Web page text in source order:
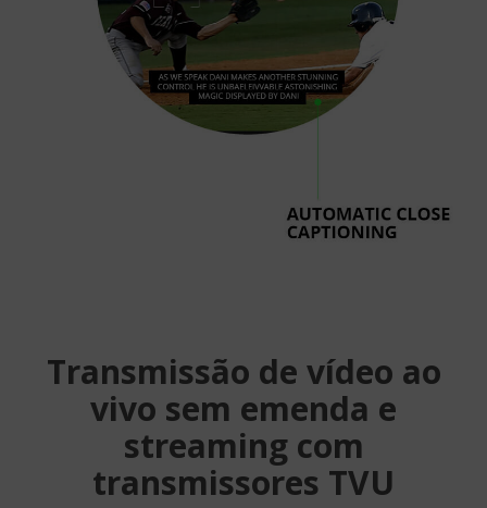
Transmissão de vídeo ao
vivo sem emenda e
streaming com
transmissores TVU